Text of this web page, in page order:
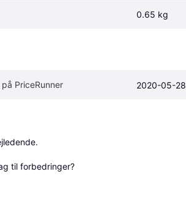
0.65 kg
PriceRunner 2020-05-28
til forbedringer?